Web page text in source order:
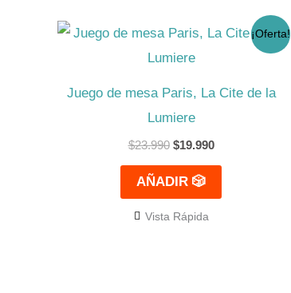
¡Oferta!
Juego de mesa Paris, La Cite de la
Lumiere
$23.990
El
precio
original
$23.990.
$19.990
El
$19.990.
AÑADIR 🎲
Vista Rápida